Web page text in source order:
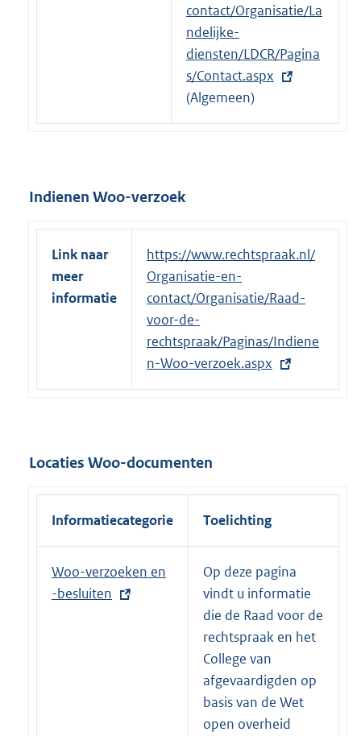
t
e
r
n
e
l
contact/Organisatie/La
ndelijke-
diensten/LDCR/Pagina
s/Contact.aspx
(Algemeen)
Indienen Woo-verzoek
Link naar
meer
informatie
E
x
t
e
r
n
e
k
:
https://www.rechtspraak.nl/
Organisatie-en-
contact/Organisatie/Raad-
voor-de-
rechtspraak/Paginas/Indiene
n-Woo-verzoek.aspx
Locaties Woo-documenten
Informatiecategorie Toelichting
E
x
Woo-verzoeken en
-besluiten
Op deze pagina
vindt u informatie
die de Raad voor de
rechtspraak en het
College van
afgevaardigden op
basis van de Wet
open overheid